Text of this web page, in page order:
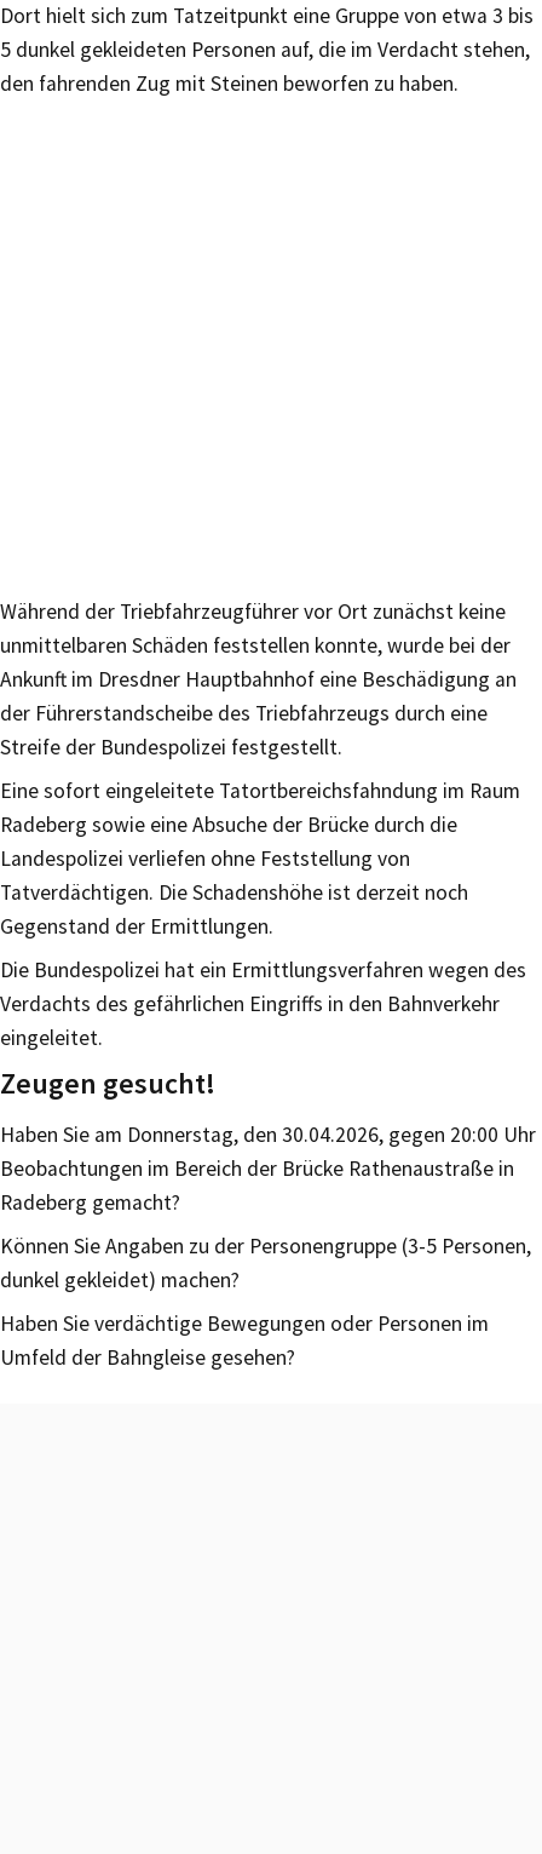
Dort hielt sich zum Tatzeitpunkt eine Gruppe von etwa 3 bis
5 dunkel gekleideten Personen auf, die im Verdacht stehen,
den fahrenden Zug mit Steinen beworfen zu haben.
Während der Triebfahrzeugführer vor Ort zunächst keine
unmittelbaren Schäden feststellen konnte, wurde bei der
Ankunft im Dresdner Hauptbahnhof eine Beschädigung an
der Führerstandscheibe des Triebfahrzeugs durch eine
Streife der Bundespolizei festgestellt.
Eine sofort eingeleitete Tatortbereichsfahndung im Raum
Radeberg sowie eine Absuche der Brücke durch die
Landespolizei verliefen ohne Feststellung von
Tatverdächtigen. Die Schadenshöhe ist derzeit noch
Gegenstand der Ermittlungen.
Die Bundespolizei hat ein Ermittlungsverfahren wegen des
Verdachts des gefährlichen Eingriffs in den Bahnverkehr
eingeleitet.
Zeugen gesucht!
Haben Sie am Donnerstag, den 30.04.2026, gegen 20:00 Uhr
Beobachtungen im Bereich der Brücke Rathenaustraße in
Radeberg gemacht?
Können Sie Angaben zu der Personengruppe (3-5 Personen,
dunkel gekleidet) machen?
Haben Sie verdächtige Bewegungen oder Personen im
Umfeld der Bahngleise gesehen?